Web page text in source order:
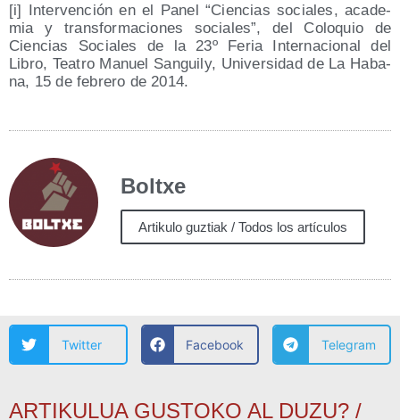
[i] Inter­ven­ción en el Panel “Cien­cias socia­les, aca­de­
mia y trans­for­ma­cio­nes socia­les”, del Colo­quio de
Cien­cias Socia­les de la 23º Feria Inter­na­cio­nal del
Libro, Tea­tro Manuel San­guily, Uni­ver­si­dad de La Haba­
na, 15 de febre­ro de 2014.
Boltxe
Artikulo guztiak / Todos los artículos
Twitter Facebook Telegram
ARTIKULUA GUSTOKO AL DUZU? /